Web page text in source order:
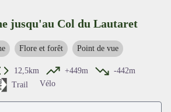
Voir l'image en plein écran
jusqu'au Col du Lautaret
Flore et forêt Point de vue
12,5km +449m
-442m
Trail Vélo